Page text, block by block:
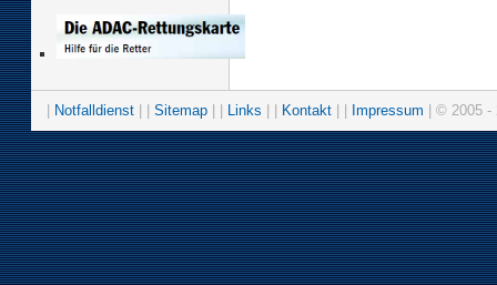
Notfalldienst Sitemap Links Kontakt Impressum | © 2005 -